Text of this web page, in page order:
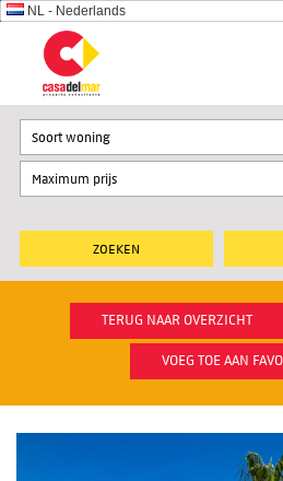
NL - Nederlands
Soort woning
TERUG NAAR OVERZICHT
VOEG TOE AAN